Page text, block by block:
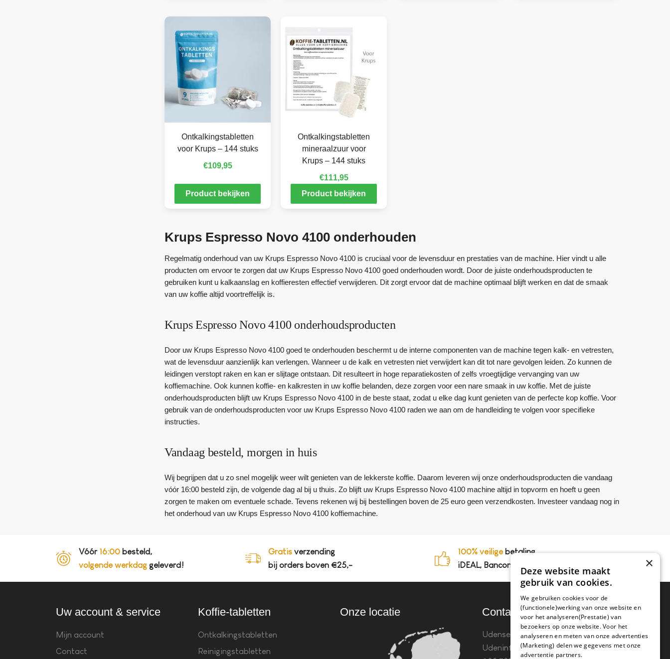
Ontkalkingstabletten
voor Krups – 144 stuks
€109,95
Product bekijken
Ontkalkingstabletten
mineraalzuur voor
Krups – 144 stuks
€111,95
Product bekijken
Krups Espresso Novo 4100 onderhouden
Regelmatig onderhoud van uw Krups Espresso Novo 4100 is cruciaal voor de levensduur en prestaties van de machine. Hier vindt u alle
producten om ervoor te zorgen dat uw Krups Espresso Novo 4100 goed onderhouden wordt. Door de juiste onderhoudsproducten te
gebruiken kunt u kalkaanslag en koffieresten effectief verwijderen. Dit zorgt ervoor dat de machine optimaal blijft werken en dat de smaak
van uw koffie altijd voortreffelijk is.
Krups Espresso Novo 4100 onderhoudsproducten
Door uw Krups Espresso Novo 4100 goed te onderhouden beschermt u de interne componenten van de machine tegen kalk- en vetresten,
wat de levensduur aanzienlijk kan verlengen. Wanneer u de kalk en vetresten niet verwijdert kan dit tot nare gevolgen leiden. Zo kunnen de
leidingen verstopt raken en kan er slijtage ontstaan. Dit resulteert in hoge reparatiekosten of zelfs vroegtijdige vervanging van uw
koffiemachine. Ook kunnen koffie- en kalkresten in uw koffie belanden, deze zorgen voor een nare smaak in uw koffie. Met de juiste
onderhoudsproducten blijft uw Krups Espresso Novo 4100 in de beste staat, zodat u elke dag kunt genieten van de perfecte kop koffie. Voor
gebruik van de onderhoudsproducten voor uw Krups Espresso Novo 4100 raden we aan om de handleiding te volgen voor specifieke
instructies.
Vandaag besteld, morgen in huis
Wij begrijpen dat u zo snel mogelijk weer wilt genieten van de lekkerste koffie. Daarom leveren wij onze onderhoudsproducten die vandaag
vóór 16:00 besteld zijn, de volgende dag al bij u thuis. Zo blijft uw Krups Espresso Novo 4100 machine altijd in topvorm en hoeft u geen
zorgen te maken om eventuele schade. Tevens rekenen wij bij bestellingen boven de 25 euro geen verzendkosten. Investeer vandaag nog in
het onderhoud van uw Krups Espresso Novo 4100 koffiemachine.
Vóór 16:00 besteld,
volgende werkdag geleverd!
Gratis verzending
bij orders boven €25,-
100% veiligebetaling,
iDEAL, Bancontact en op rekening
Uw account & service
Mijn account
Contact
Koffie-tabletten
Ontkalkingstabletten
Reinigingstabletten
Onze locatie Contact
Udenseweg 8B 5405 PA
Udeninfo(@)koffie-tabletten.nlTel.
×
Deze website maakt
gebruik van cookies.
We gebruiken cookies voor de
(functionele)werking van onze website en
voor het analyseren(Prestatie) van
bezoekers op onze website. Voor het
analyseren en meten van onze advertenties
(Marketing) delen we gegevens met onze
advertentie partners.